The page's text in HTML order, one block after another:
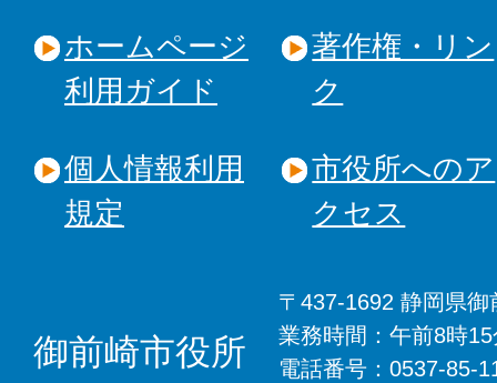
ホームページ
利用ガイド
著作権・リン
ク
個人情報利用
規定
市役所へのア
クセス
御前崎市役所
〒437-1692 静岡県
業務時間：午前8時
電話番号：0537-85-